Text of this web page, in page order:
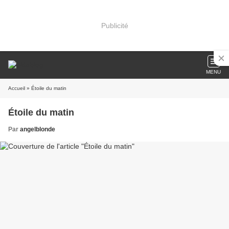
Publicité
MENU
Accueil » Étoile du matin
Étoile du matin
Par angelblonde